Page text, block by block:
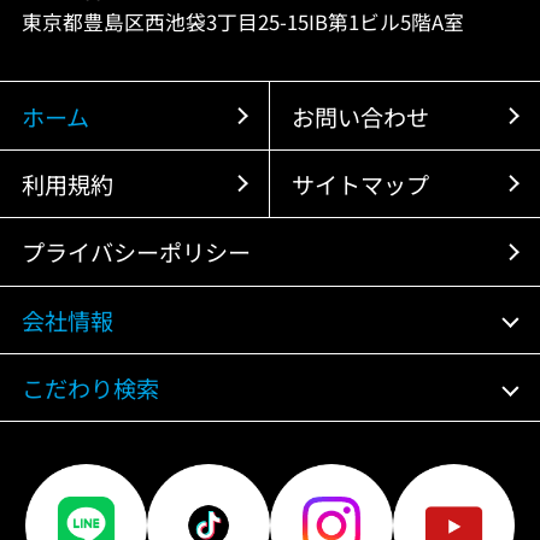
東京都豊島区西池袋3丁目25-15IB第1ビル5階A室
ホーム お問い合わせ
利用規約 サイトマップ
プライバシーポリシー
会社情報
こだわり検索